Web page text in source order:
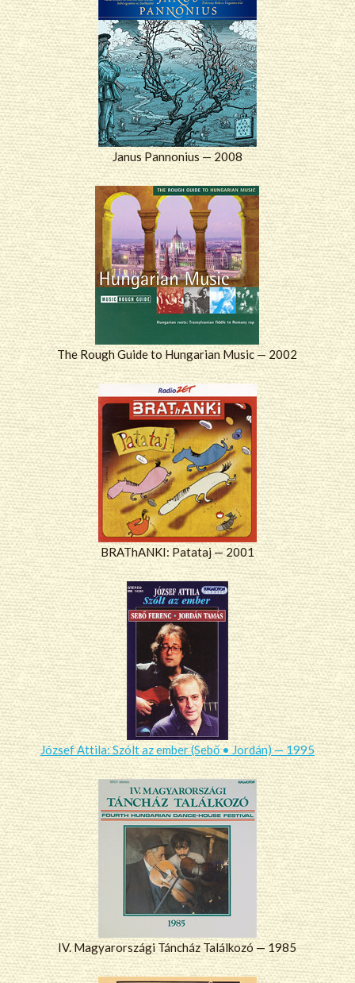
Janus Pannonius — 2008
The Rough Guide to Hungarian Music — 2002
BRAThANKI: Patataj — 2001
József Attila: Szólt az ember (Sebő • Jordán) — 1995
IV. Magyarországi Táncház Találkozó — 1985